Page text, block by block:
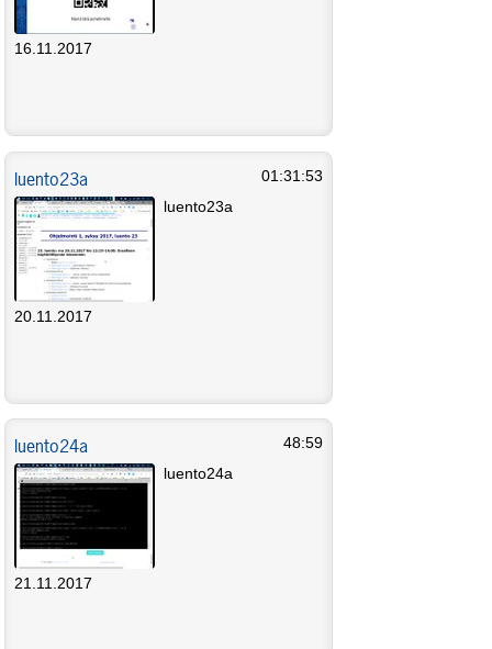
16.11.2017
luento23a
01:31:53
luento23a
20.11.2017
luento24a
48:59
luento24a
21.11.2017